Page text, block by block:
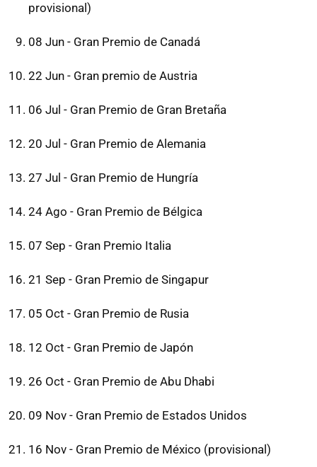
provisional)
08 Jun - Gran Premio de Canadá
22 Jun - Gran premio de Austria
06 Jul - Gran Premio de Gran Bretaña
20 Jul - Gran Premio de Alemania
27 Jul - Gran Premio de Hungría
24 Ago - Gran Premio de Bélgica
07 Sep - Gran Premio Italia
21 Sep - Gran Premio de Singapur
05 Oct - Gran Premio de Rusia
12 Oct - Gran Premio de Japón
26 Oct - Gran Premio de Abu Dhabi
09 Nov - Gran Premio de Estados Unidos
16 Nov - Gran Premio de México (provisional)